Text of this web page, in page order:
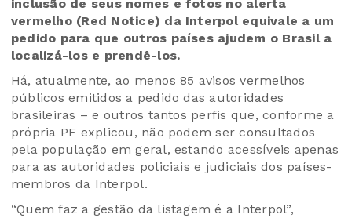
inclusão de seus nomes e fotos no alerta
vermelho (Red Notice) da Interpol equivale a um
pedido para que outros países ajudem o Brasil a
localizá-los e prendê-los.
Há, atualmente, ao menos 85 avisos vermelhos
públicos emitidos a pedido das autoridades
brasileiras – e outros tantos perfis que, conforme a
própria PF explicou, não podem ser consultados
pela população em geral, estando acessíveis apenas
para as autoridades policiais e judiciais dos países-
membros da Interpol.
“Quem faz a gestão da listagem é a Interpol”,